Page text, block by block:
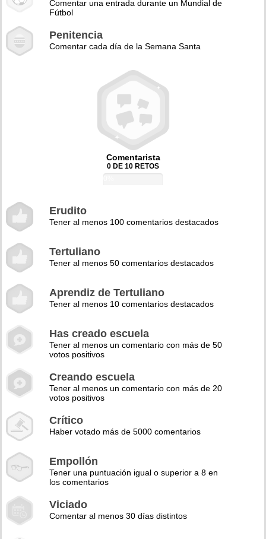
Comentar una entrada durante un Mundial de
Fútbol
Penitencia
Comentar cada día de la Semana Santa
Comentarista
0 DE 10 RETOS
Erudito
Tener al menos 100 comentarios destacados
Tertuliano
Tener al menos 50 comentarios destacados
Aprendiz de Tertuliano
Tener al menos 10 comentarios destacados
Has creado escuela
Tener al menos un comentario con más de 50
votos positivos
Creando escuela
Tener al menos un comentario con más de 20
votos positivos
Crítico
Haber votado más de 5000 comentarios
Empollón
Tener una puntuación igual o superior a 8 en
los comentarios
Viciado
Comentar al menos 30 días distintos